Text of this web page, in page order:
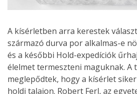
A kísérletben arra kerestek
származó durva por alkalmas-e
és a későbbi Hold-expedíciók
élelmet termeszteni maguknak. A
meglepődtek, hogy a kísérlet
holdi talajon. Robert Ferl, az